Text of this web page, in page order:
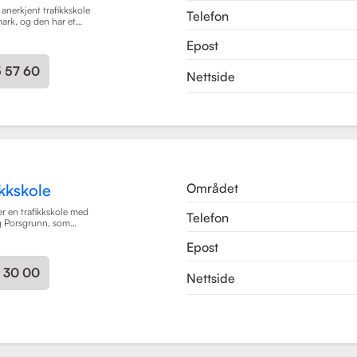
trafikkskole
og den har et
i klasse B, B96 og
som trafikalt
førstehjelp og
57 60
Telefon
Epost
Nettside
en trafikkskole med
Porsgrunn, som
mål å gi elevene
og
og
et fokus på
Trafikkskole tilbyr
30 00
Området
Telefon
Epost
Nettside